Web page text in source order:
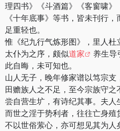
理四书》《斗酒篇》《客窗啸》
《十年底事》等书，皆未刊行
足重轻也。
惟《纪九行气炼形图》，里人
太仆为之序，颇似道家
养生导
此自晦，未可知也。
山人无子，晚年修家谱以笃宗支
田赡族人之不足，至今宗族守之
尝自营生圹，有诗纪其事。夫人
而世之淫于势利者，往往亡身殖
不以世俗萦心，亦可想见其为人